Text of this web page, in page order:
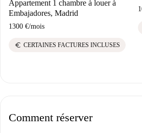
Appartement 1 chambre à louer à
Embajadores, Madrid
1300 €/mois
euro CERTAINES FACTURES INCLUSES
Comment réserver